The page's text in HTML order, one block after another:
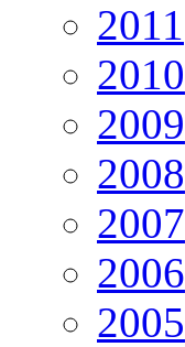
2011
2010
2009
2008
2007
2006
2005